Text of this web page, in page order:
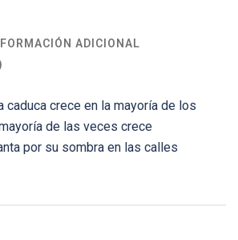
ADICIONAL
caduca crece en la mayoría de los
de las veces crece
por su sombra en las calles